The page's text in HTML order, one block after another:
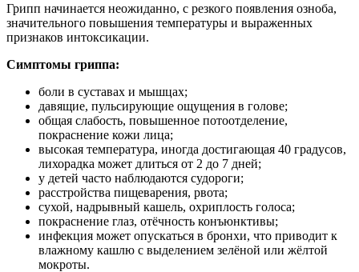
Грипп начинается неожиданно, с резкого появления озноба,
значительного повышения температуры и выраженных
признаков интоксикации.
Симптомы гриппа:
боли в суставах и мышцах;
давящие, пульсирующие ощущения в голове;
общая слабость, повышенное потоотделение,
покраснение кожи лица;
высокая температура, иногда достигающая 40 градусов,
лихорадка может длиться от 2 до 7 дней;
у детей часто наблюдаются судороги;
расстройства пищеварения, рвота;
сухой, надрывный кашель, охриплость голоса;
покраснение глаз, отёчность конъюнктивы;
инфекция может опускаться в бронхи, что приводит к
влажному кашлю с выделением зелёной или жёлтой
мокроты.